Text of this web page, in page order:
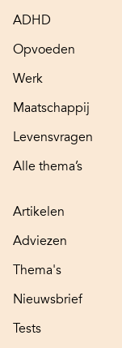
ADHD
Opvoeden
Werk
Maatschappij
Levensvragen
Alle thema’s
Artikelen
Adviezen
Thema's
Nieuwsbrief
Tests